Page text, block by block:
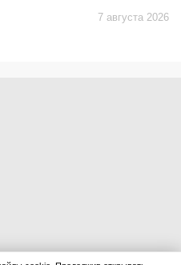
7 августа 2026